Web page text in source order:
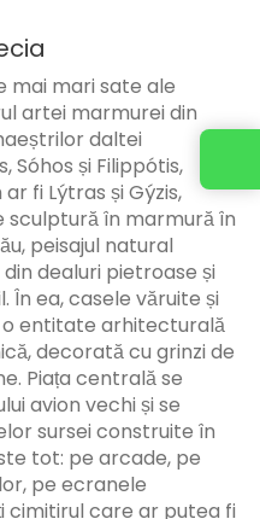
mai mari sate ale
artei marmurei din
daltei
Sóhos și Filippótis,
fi Lýtras și Gýzis,
sculptură în marmură în
peisajul natural
dealuri pietroase și
ea, casele văruite și
entitate arhitecturală
decorată cu grinzi de
Piața centrală se
avion vechi și se
sursei construite în
tot: pe arcade, pe
pe ecranele
cimitirul care ar putea fi